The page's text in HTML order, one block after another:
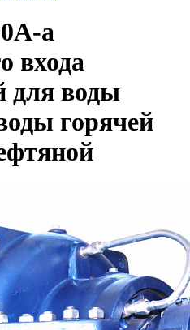
а
входа
для воды
горячей